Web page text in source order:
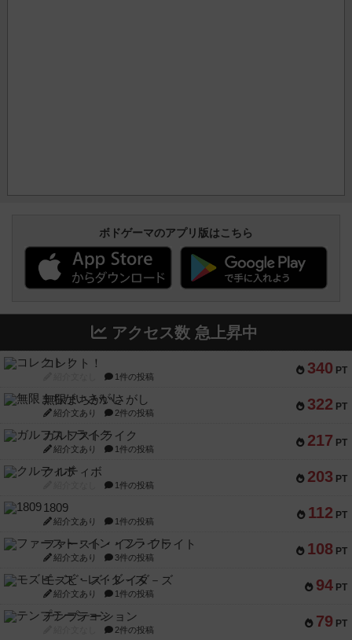
ボドゲーマのアプリ版はこちら
アクセス数 急上昇中
340 PT
コレクト！
1件の投稿
322 PT
無限まちがいさがし
紹介文あり 2件の投稿
217 PT
ガルフストライク
紹介文あり 1件の投稿
203 PT
クルティボ
1件の投稿
112 PT
1809
紹介文あり 1件の投稿
108 PT
ファースト・イン・フライト
紹介文あり 3件の投稿
94 PT
モズビ－ズ・レイダ－ズ
紹介文あり 1件の投稿
79 PT
テンプテーション
2件の投稿